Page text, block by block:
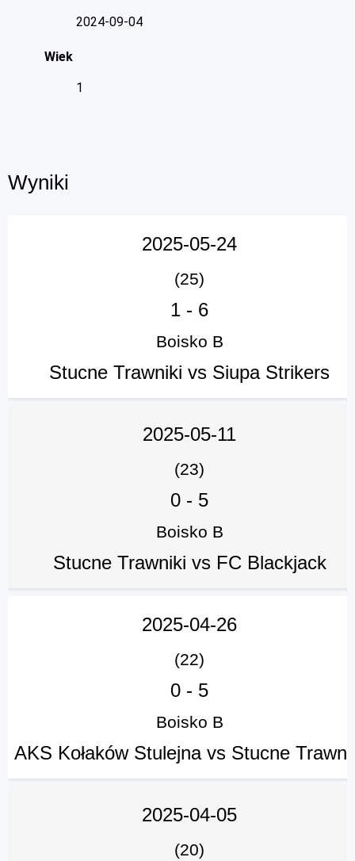
2024-09-04
Wiek
1
Wyniki
2025-05-24
(25)
1 - 6
Boisko B
Stucne Trawniki vs Siupa Strikers
2025-05-11
(23)
0 - 5
Boisko B
Stucne Trawniki vs FC Blackjack
2025-04-26
(22)
0 - 5
Boisko B
AKS Kołaków Stulejna vs Stucne
2025-04-05
(20)